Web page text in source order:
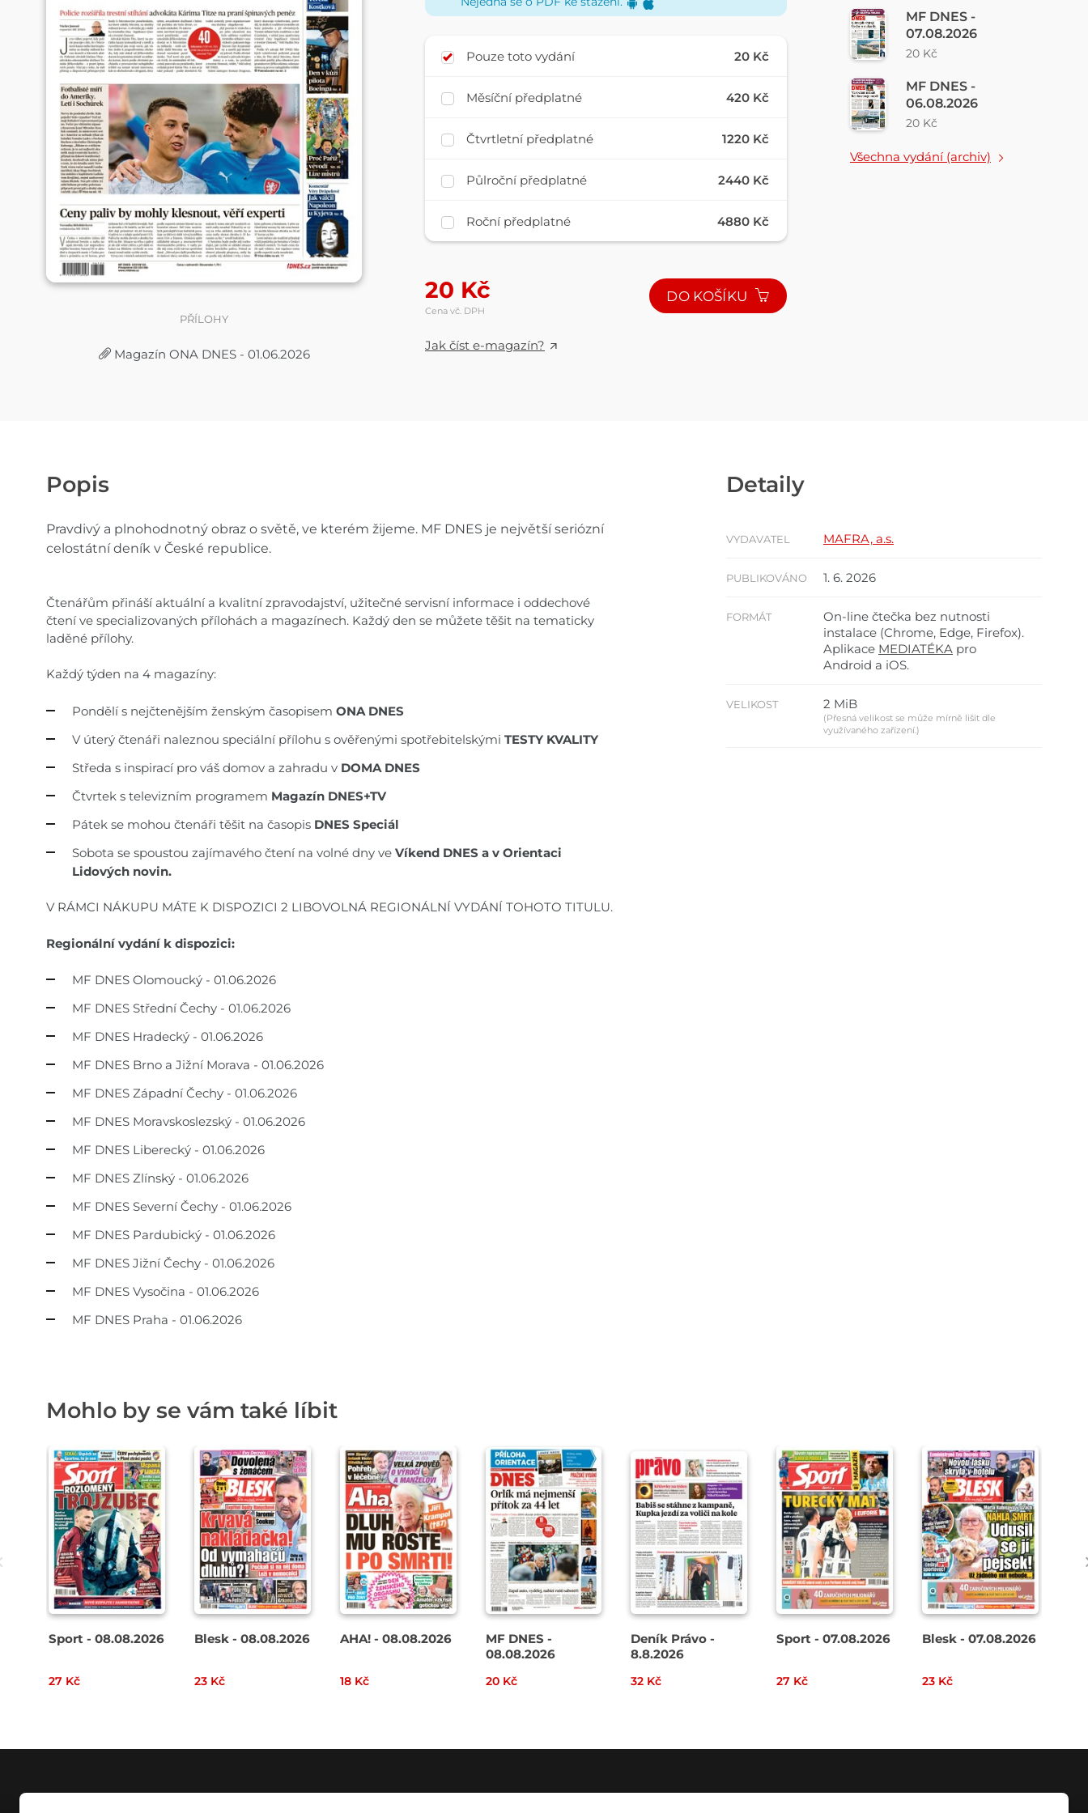
PŘÍLOHY
Magazín ONA DNES - 01.06.2026
Pouze toto vydání 20 Kč
Měsíční předplatné 420 Kč
Čtvrtletní předplatné 1220 Kč
Půlroční předplatné 2440 Kč
Roční předplatné 4880 Kč
20 Kč
Cena vč. DPH
DO KOŠÍKU
Jak číst e-magazín?
MF DNES -
07.08.2026
20 Kč
MF DNES -
06.08.2026
20 Kč
Všechna vydání (archiv)
Popis
Pravdivý a plnohodnotný obraz o světě, ve kterém žijeme. MF DNES je největší seriózní
celostátní deník v České republice.
Čtenářům přináší aktuální a kvalitní zpravodajství, užitečné servisní informace i oddechové
čtení ve specializovaných přílohách a magazínech. Každý den se můžete těšit na tematicky
laděné přílohy.
Každý týden na 4 magazíny:
Pondělí s nejčtenějším ženským časopisem ONA DNES
V úterý čtenáři naleznou speciální přílohu s ověřenými spotřebitelskými TESTY KVALITY
Středa s inspirací pro váš domov a zahradu v DOMA DNES
Čtvrtek s televizním programem Magazín DNES+TV
Pátek se mohou čtenáři těšit na časopis DNES Speciál
Sobota se spoustou zajímavého čtení na volné dny ve Víkend DNES a v Orientaci
Lidových novin.
V RÁMCI NÁKUPU MÁTE K DISPOZICI 2 LIBOVOLNÁ REGIONÁLNÍ VYDÁNÍ TOHOTO TITULU.
Regionální vydání k dispozici:
MF DNES Olomoucký - 01.06.2026
MF DNES Střední Čechy - 01.06.2026
MF DNES Hradecký - 01.06.2026
MF DNES Brno a Jižní Morava - 01.06.2026
MF DNES Západní Čechy - 01.06.2026
MF DNES Moravskoslezský - 01.06.2026
MF DNES Liberecký - 01.06.2026
MF DNES Zlínský - 01.06.2026
MF DNES Severní Čechy - 01.06.2026
MF DNES Pardubický - 01.06.2026
MF DNES Jižní Čechy - 01.06.2026
MF DNES Vysočina - 01.06.2026
MF DNES Praha - 01.06.2026
Detaily
VYDAVATEL MAFRA, a.s.
PUBLIKOVÁNO 1. 6. 2026
FORMÁT
On-line čtečka bez nutnosti
instalace (Chrome, Edge, Firefox).
Aplikace MEDIATÉKA pro
Android a iOS.
VELIKOST 2 MiB
(Přesná velikost se může mírně lišit dle
využívaného zařízení.)
Mohlo by se vám také líbit
Sport - 08.08.2026
27 Kč
Blesk - 08.08.2026
23 Kč
AHA! - 08.08.2026
18 Kč
MF DNES -
08.08.2026
20 Kč
Deník Právo -
8.8.2026
32 Kč
Sport - 07.08.2026
27 Kč
Blesk - 07.08.2026
23 Kč